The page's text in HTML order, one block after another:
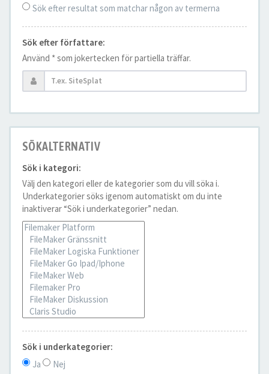
Sök efter resultat som matchar någon av termerna
Sök efter författare:
Använd * som jokertecken för partiella träffar.
SÖKALTERNATIV
Sök i kategori:
Välj den kategori eller de kategorier som du vill söka i.
Underkategorier söks igenom automatiskt om du inte
inaktiverar “Sök i underkategorier” nedan.
Sök i underkategorier:
Ja
Nej